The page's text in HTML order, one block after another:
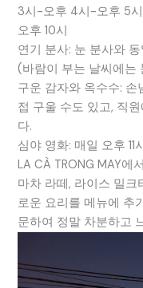
3시-오후 4시-오후 5
오후 10시
연기 분사: 눈 분사와
(바람이 부는 날씨에는
구운 감자와 옥수수:
접 구울 수도 있고, 직
다.
심야 영화: 매일 오후 11
LA CÀ TRONG MAY에
마차 라떼, 라이스 밀
로운 요리를 메뉴에 추
문하여 정말 차분하고